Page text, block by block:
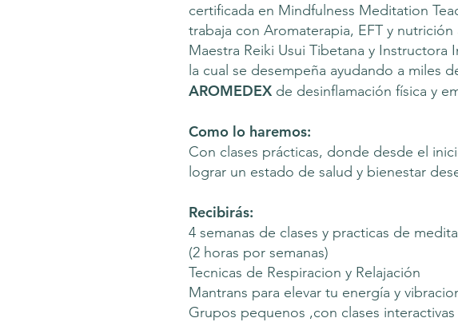
certificada en Mindfulness Meditation
trabaja con Aromaterapia, EFT y
Maestra Reiki Usui Tibetana y
la cual se desempeña ayudando a miles
AROMEDEX de desinflamación física y
Como lo haremos:
Con clases prácticas, donde desde el
lograr un estado de salud y bienestar
Recibirás:
4 semanas de clases y practicas de
(2 horas por semanas)
Tecnicas de Respiracion y Relajación
Mantrans para elevar tu energía y
Grupos pequenos ,con clases interactivas